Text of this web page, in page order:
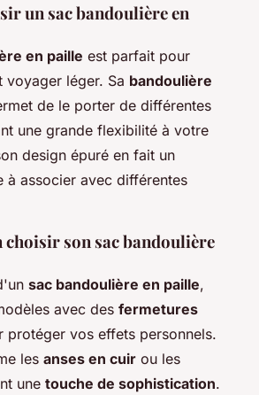
un sac bandoulière en
en paille est parfait pour
voyager léger. Sa bandoulière
de le porter de différentes
une grande flexibilité à votre
design épuré en fait un
à associer avec différentes
choisir son sac bandoulière
sac bandoulière en paille,
avec des fermetures
protéger vos effets personnels.
les anses en cuir ou les
une touche de sophistication.